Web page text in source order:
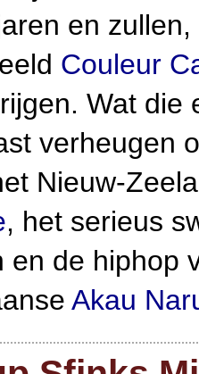
en
Couleur
Wat die
verheugen
Nieuw-
, het serieus
en de hiphop
Akau